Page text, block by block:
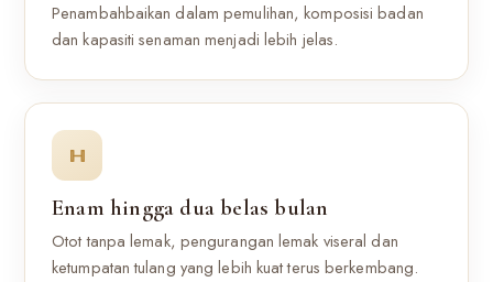
Penambahbaikan dalam pemulihan, komposisi badan
dan kapasiti senaman menjadi lebih jelas.
Enam hingga dua belas bulan
Otot tanpa lemak, pengurangan lemak viseral dan
ketumpatan tulang yang lebih kuat terus berkembang.